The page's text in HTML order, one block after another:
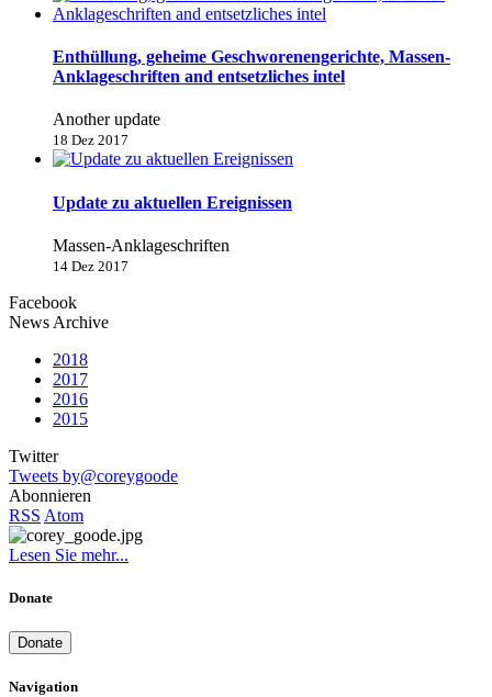
Enthüllung, geheime Geschworenengerichte, Massen-
Anklageschriften and entsetzliches intel
Another update
18 Dez 2017
Update zu aktuellen Ereignissen
Massen-Anklageschriften
14 Dez 2017
Facebook
News Archive
2018
2017
2016
2015
Twitter
Tweets by@coreygoode
Abonnieren
RSS Atom
Lesen Sie mehr...
Donate
Donate
Navigation